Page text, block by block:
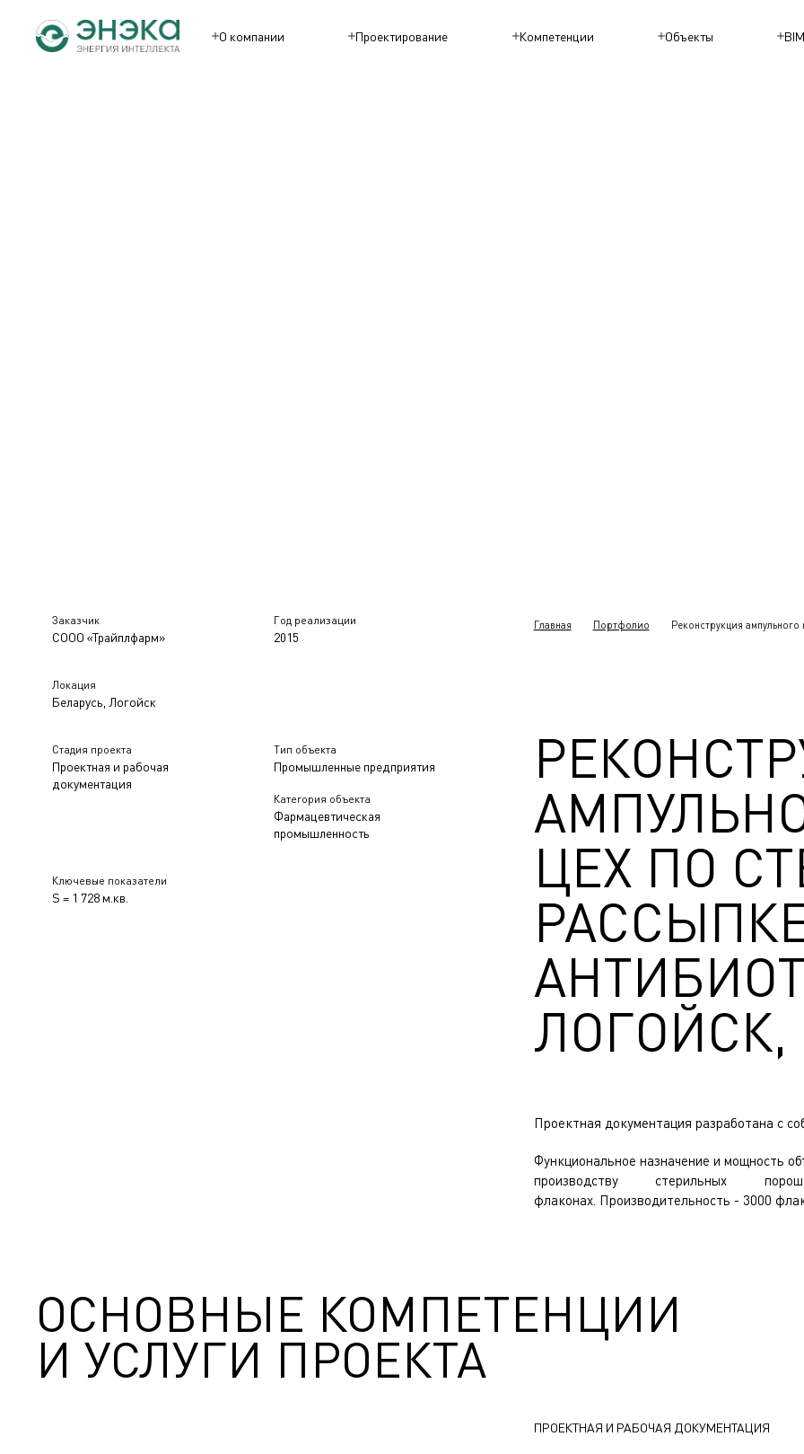
О компании Проектирование Компетенции Объекты
Заказчик
СООО «Трайплфарм»
Год реализации
2015
Локация
Беларусь, Логойск
Стадия проекта
Проектная и рабочая
документация
Тип объекта
Промышленные предприятия
Категория объекта
Фармацевтическая
промышленность
Ключевые показатели
S = 1 728 м.кв.
Главная Портфолио Реконструкция
ЦЕХ ПО
ЛОГОЙСК,
Проектная документация разработана с
Функциональное назначение и мощность
производству стерильных
флаконах. Производительность - 3000
ОСНОВНЫЕ КОМПЕТЕНЦИИ
И УСЛУГИ ПРОЕКТА
ПРОЕКТНАЯ И РАБОЧАЯ ДОКУМЕНТАЦИЯ